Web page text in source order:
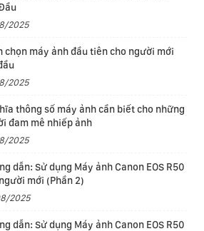
2025
chọn máy ảnh đầu tiên cho người mới
2025
thông số máy ảnh cần biết cho những
đam mê nhiếp ảnh
2025
dẫn: Sử dụng Máy ảnh Canon EOS R50
mới (Phần 2)
2025
dẫn: Sử dụng Máy ảnh Canon EOS R50